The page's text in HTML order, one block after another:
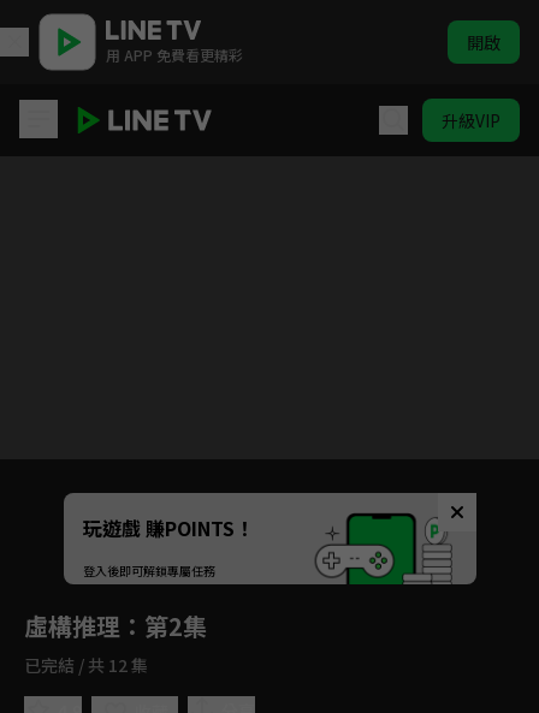
用 APP 免費看更精彩 開啟
升級VIP
Unmute
如有不便請見諒
玩遊戲 賺POINTS！
登入後即可解鎖專屬任務
虛構推理 ：第2集
已完結 / 共 12 集